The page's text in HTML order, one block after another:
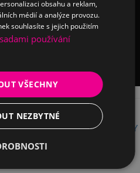
PODMÍNKY DOPRAVY A PLATBY
obsahu a reklam,
médií a analýze provozu.
souhlasíte s jejich použitím
používání
VŠECHNY
NEZBYTNÉ